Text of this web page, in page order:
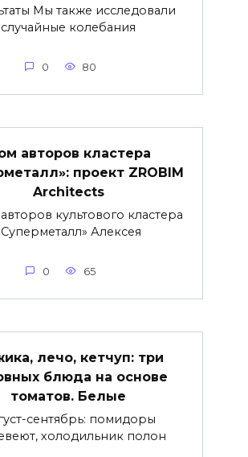
Мы также исследовали
случайные колебания
0 80
авторов кластера
проект ZROBIM
Architects
культового кластера
Алексея
0 65
лечо, кетчуп: три
блюда на основе
томатов. Белые
сентябрь: помидоры
холодильник полон